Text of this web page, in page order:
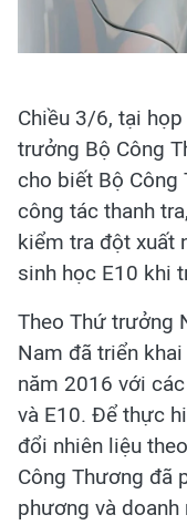
Chiều 3/6, tại
trưởng Bộ Công
cho biết Bộ
công tác thanh
kiểm tra đột xuất
sinh học E10 khi
Theo Thứ trưởng
Nam đã triển
năm 2016 với
và E10. Để thực
đổi nhiên liệu
Công Thương đã
phương và